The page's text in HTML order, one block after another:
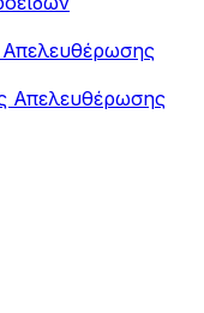
Απελευθέρωσης